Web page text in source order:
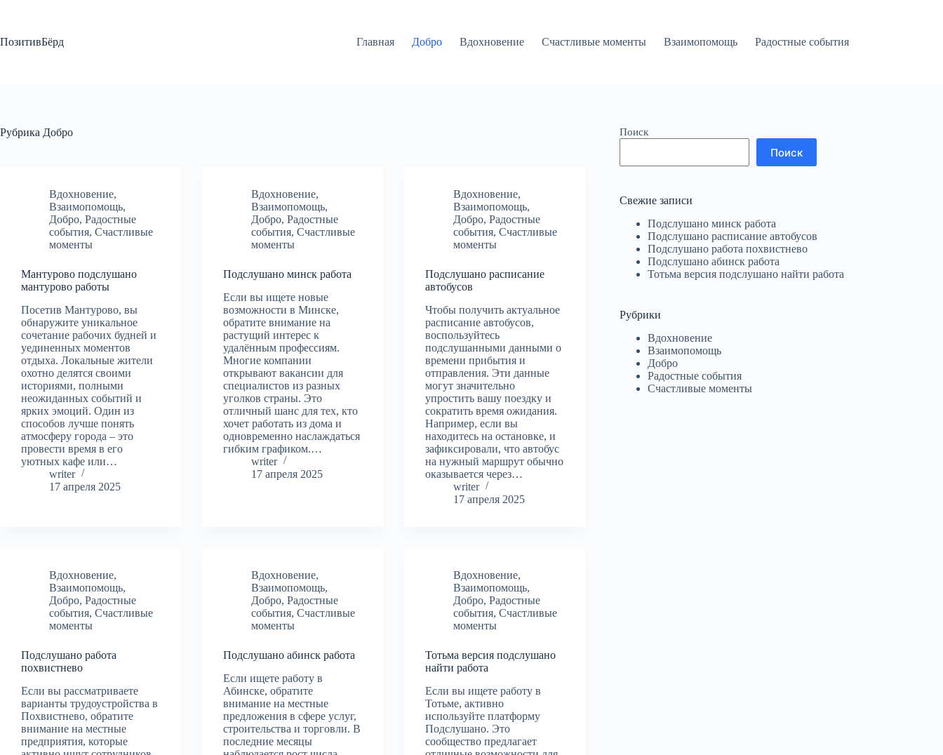
ПозитивБёрд
Главная Добро Вдохновение Счастливые моменты Взаимопомощь Радостные события
Рубрика Добро
Вдохновение,
Взаимопомощь,
Добро, Радостные
события, Счастливые
моменты
Мантурово подслушано
мантурово работы
Посетив Мантурово, вы
обнаружите уникальное
сочетание рабочих будней и
уединенных моментов
отдыха. Локальные жители
охотно делятся своими
историями, полными
неожиданных событий и
ярких эмоций. Один из
способов лучше понять
атмосферу города – это
провести время в его
уютных кафе или…
writer
17 апреля 2025
Вдохновение,
Взаимопомощь,
Добро,Радостные
события,Счастливые
моменты
Подслушано минск работа
Если вы ищете новые
возможности в Минске,
обратите внимание на
растущий интерес к
удалённым профессиям.
Многие компании
открывают вакансии для
специалистов из разных
уголков страны. Это
отличный шанс для тех, кто
хочет работать из дома и
одновременно наслаждаться
гибким графиком.…
writer
17 апреля 2025
Вдохновение,
Взаимопомощь,
Добро,Радостные
события,Счастливые
моменты
Подслушано расписание
автобусов
Чтобы получить актуальное
расписание автобусов,
воспользуйтесь
подслушанными данными о
времени прибытия и
отправления. Эти данные
могут значительно
упростить вашу поездку и
сократить время ожидания.
Например, если вы
находитесь на остановке, и
зафиксировали, что автобус
на нужный маршрут обычно
оказывается через…
writer
17 апреля 2025
Вдохновение,
Взаимопомощь,
Добро, Радостные
события, Счастливые
моменты
Подслушано работа
похвистнево
Если вы рассматриваете
варианты трудоустройства в
Похвистнево, обратите
внимание на местные
предприятия, которые
Вдохновение,
Взаимопомощь,
Добро,Радостные
события,Счастливые
моменты
Подслушано абинск работа
Если ищете работу в
Абинске, обратите
внимание на местные
предложения в сфере услуг,
строительства и торговли. В
последние месяцы
Вдохновение,
Взаимопомощь,
Добро,Радостные
события,Счастливые
моменты
Тотьма версия подслушано
найти работа
Если вы ищете работу в
Тотьме, активно
используйте платформу
Подслушано. Это
сообщество предлагает
Поиск
Поиск
Свежие записи
Подслушано минск работа
Подслушано расписание автобусов
Подслушано работа похвистнево
Подслушано абинск работа
Тотьма версия подслушано найти работа
Рубрики
Вдохновение
Взаимопомощь
Добро
Радостные события
Счастливые моменты